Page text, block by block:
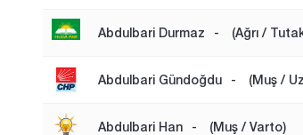
Abdulbari Durmaz - (Ağrı /
Abdulbari Gündoğdu - (Muş /
Abdulbari Han - (Muş / Varto)